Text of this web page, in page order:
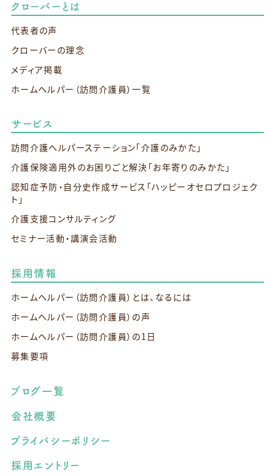
クローバーとは
代表者の声
クローバーの理念
メディア掲載
ホームヘルパー（訪問介護員）一覧
サービス
訪問介護ヘルパーステーション「介護のみかた」
介護保険適用外のお困りごと解決 「お年寄りのみかた」
認知症予防・自分史作成サービス 「ハッピーオセロプロジェク
ト」
介護支援コンサルティング
セミナー活動・講演会活動
採用情報
ホームヘルパー（訪問介護員）とは、なるには
ホームヘルパー（訪問介護員）の声
ホームヘルパー（訪問介護員）の1日
募集要項
ブログ一覧
会社概要
プライバシーポリシー
採用エントリー